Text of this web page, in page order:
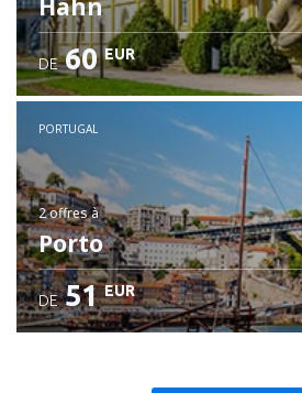
Hahn
DE 60 EUR
PORTUGAL
2 offresà
Porto
DE 51 EUR